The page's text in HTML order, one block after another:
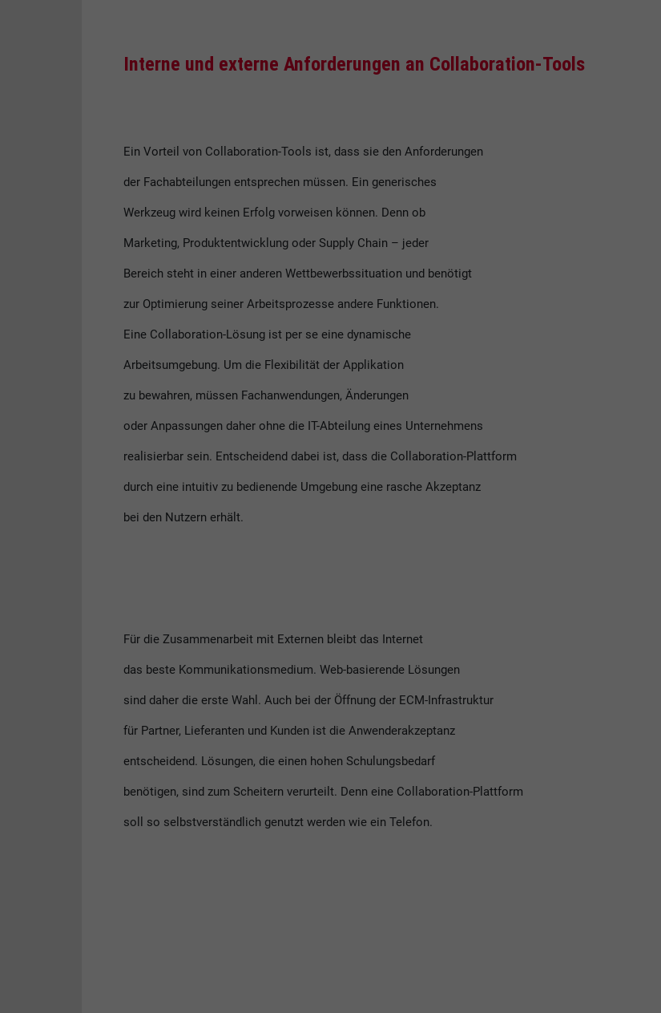
Interne und externe Anforderungen an Collaboration-Tools
Ein Vorteil von Collaboration-Tools ist, dass sie den Anforderungen
der Fachabteilungen entsprechen müssen. Ein generisches
Werkzeug wird keinen Erfolg vorweisen können. Denn ob
Marketing, Produktentwicklung oder Supply Chain – jeder
Bereich steht in einer anderen Wettbewerbssituation und benötigt
zur Optimierung seiner Arbeitsprozesse andere Funktionen.
Eine Collaboration-Lösung ist per se eine dynamische
Arbeitsumgebung. Um die Flexibilität der Applikation
zu bewahren, müssen Fachanwendungen, Änderungen
oder Anpassungen daher ohne die IT-Abteilung eines Unternehmens
realisierbar sein. Entscheidend dabei ist, dass die Collaboration-Plattform
durch eine intuitiv zu bedienende Umgebung eine rasche Akzeptanz
bei den Nutzern erhält.
Für die Zusammenarbeit mit Externen bleibt das Internet
das beste Kommunikationsmedium. Web-basierende Lösungen
sind daher die erste Wahl. Auch bei der Öffnung der ECM-Infrastruktur
für Partner, Lieferanten und Kunden ist die Anwenderakzeptanz
entscheidend. Lösungen, die einen hohen Schulungsbedarf
benötigen, sind zum Scheitern verurteilt. Denn eine Collaboration-Plattform
soll so selbstverständlich genutzt werden wie ein Telefon.